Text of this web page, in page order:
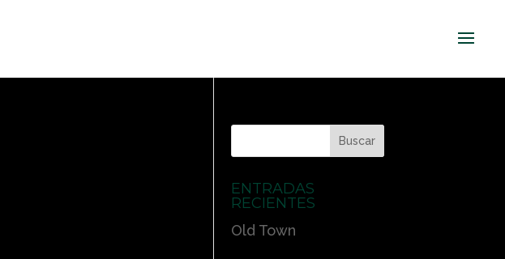
ENTRADAS
RECIENTES
Old Town